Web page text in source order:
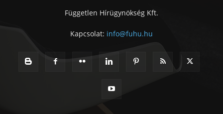
Független Hírügynökség Kft.
Kapcsolat: info@fuhu.hu